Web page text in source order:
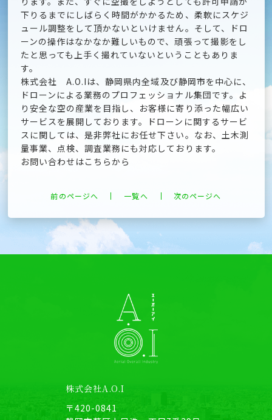
下りるまでにしばらく時間がかかるため、柔軟にスケジ
ュール調整をして頂かないといけません。そして、ドロ
ーンの操作はなかなか難しいもので、頑張って撮影をし
たと思っても上手く撮れていないということもありま
す。
株式会社 A.O.Iは、静岡県内全域及び静岡市を中心に、
ドローンによる業務のプロフェッショナル集団です。よ
り安全な空の産業を目指し、お客様に寄り添った幅広い
サービスを展開しております。ドローンに関するサービ
スに関しては、是非弊社にお任せ下さい。なお、土木測
量事業、点検、調査業務にも対応しております。
お問い合わせはこちらから
前のページへ 一覧へ 次のページへ
株式会社A.O.I
〒420-0841